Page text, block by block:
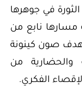
في جوهرها
مسارها نابع من
صون كينونة
والحضارية من
الفكري.